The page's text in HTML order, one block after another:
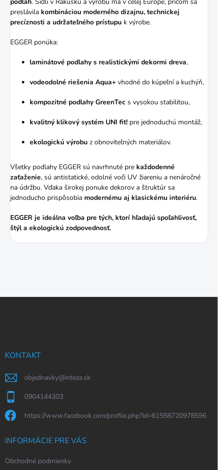
podláh. Sídli v Rakúsku a výrobu má v celej Európe, pričom sa
preslávila kombináciou moderného dizajnu, technickej
precíznosti a udržateľného prístupu k výrobe.
EGGER ponúka:
laminátové podlahy s realistickými dekormi dreva,
vodeodolné riešenia Aqua+ vhodné do kúpeľní a kuchýň,
kompozitné podlahy GreenTec s vysokou stabilitou,
kvalitný klikový systém UNI fit! pre jednoduchú montáž,
ekologickú výrobu z obnoviteľných materiálov.
Všetky podlahy EGGER sú navrhnuté pre každodenné
zaťaženie, sú antistatické, odolné voči UV žiareniu a nenáročné
na údržbu. Vďaka širokej ponuke dekorov a štruktúr sa
jednoducho prispôsobia modernému aj klasickému interiéru.
EGGER je ideálna voľba pre tých, ktorí hľadajú spoľahlivosť,
štýl a ekologickú zodpovednosť.
KONTAKT
objednavky@inteza.sk
0904144303
https://www.facebook.com/profile.php?id=61558720978596
INFORMÁCIE PRE VÁS
Obchodné podmienky